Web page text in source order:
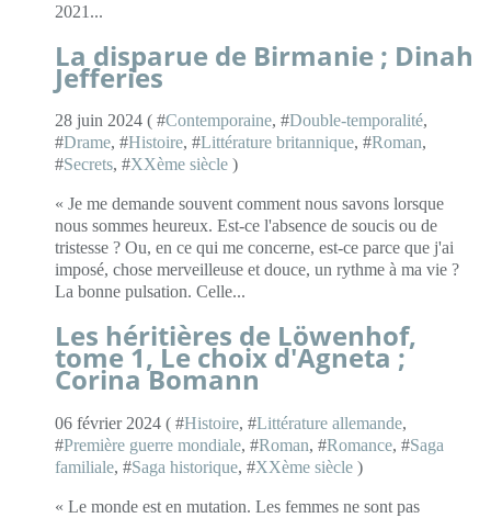
2021...
La disparue de Birmanie ; Dinah
Jefferies
28 juin 2024 ( #Contemporaine, #Double-temporalité,
#Drame, #Histoire, #Littérature britannique, #Roman,
#Secrets, #XXème siècle )
« Je me demande souvent comment nous savons lorsque
nous sommes heureux. Est-ce l'absence de soucis ou de
tristesse ? Ou, en ce qui me concerne, est-ce parce que j'ai
imposé, chose merveilleuse et douce, un rythme à ma vie ?
La bonne pulsation. Celle...
Les héritières de Löwenhof,
tome 1, Le choix d'Agneta ;
Corina Bomann
06 février 2024 ( #Histoire, #Littérature allemande,
#Première guerre mondiale, #Roman, #Romance, #Saga
familiale, #Saga historique, #XXème siècle )
« Le monde est en mutation. Les femmes ne sont pas